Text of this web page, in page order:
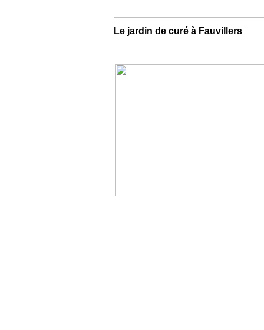
Le jardin de curé à Fauvillers